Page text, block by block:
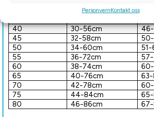
PersonvernKontakt oss
22-40cm
40
30-56cm
45
32-58cm
50
34-60cm
55
36-72cm
60
38-74cm
65
40-76cm
70
42-78cm
75
44-84cm
80
46-86cm